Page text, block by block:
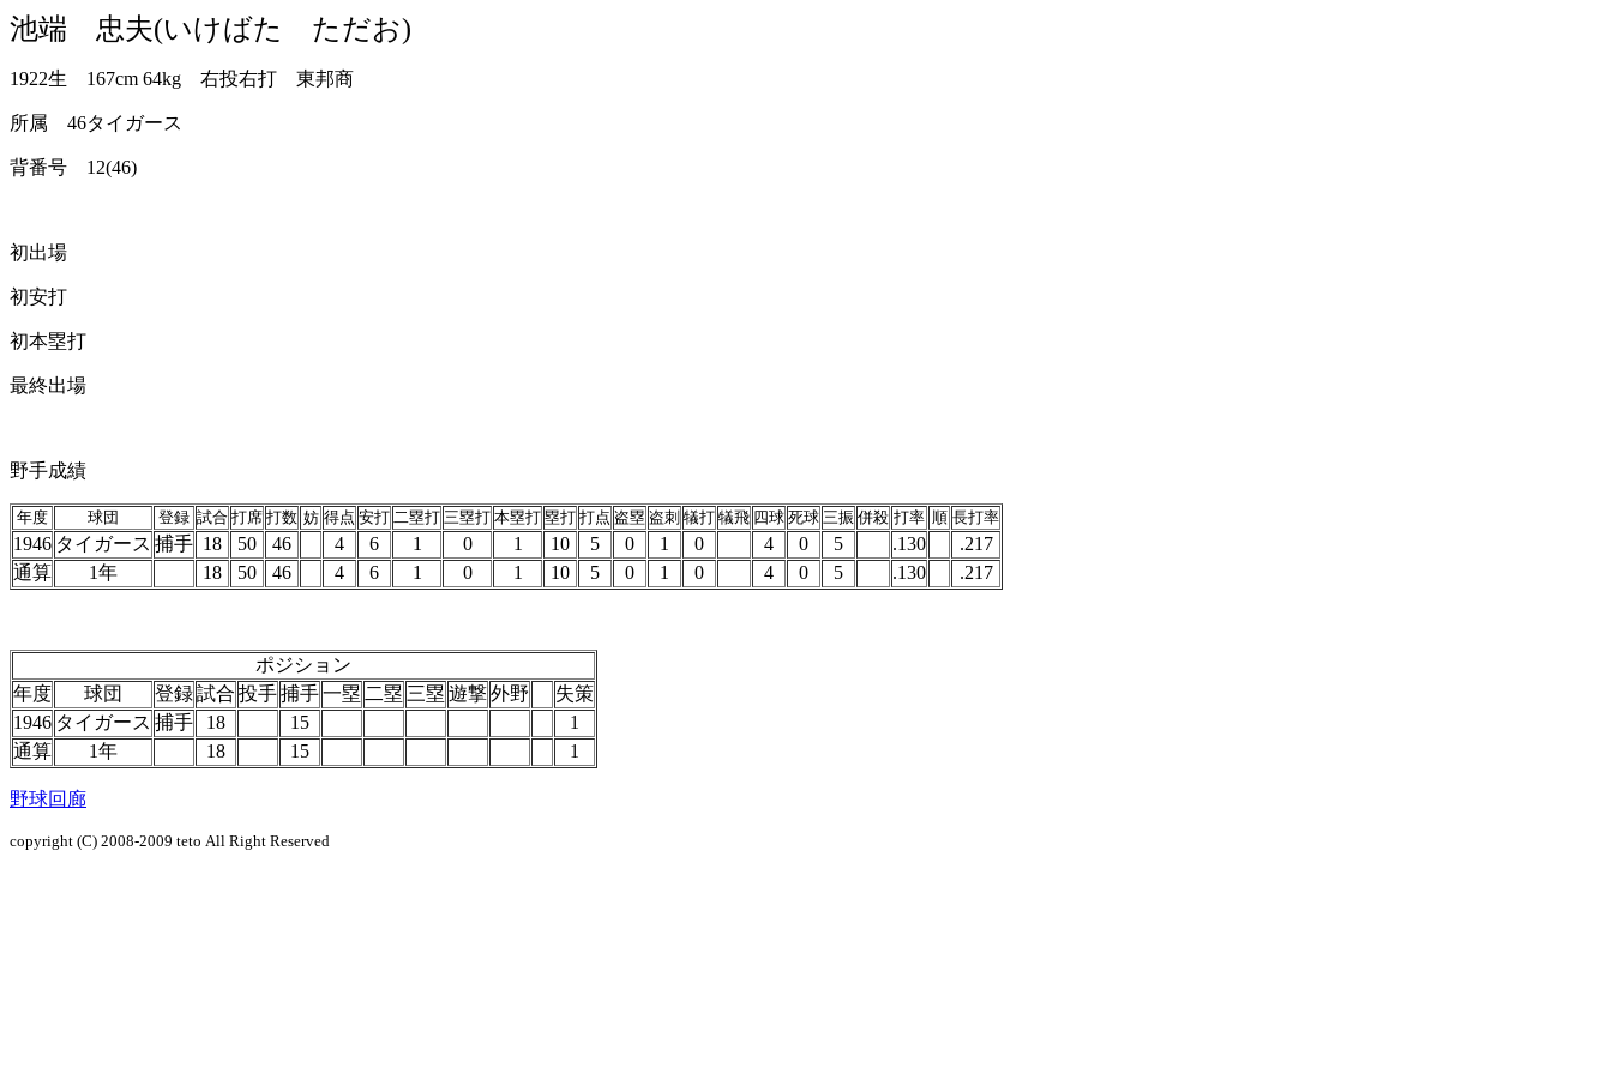
池端 忠夫(いけばた ただお)
1922生 167cm 64kg 右投右打 東邦商
所属 46タイガース
背番号 12(46)
初出場
初安打
初本塁打
最終出場
野手成績
年度 球団 登録 試合 打席 打数 妨 得点 安打 二塁打 三塁打 本塁打 塁打 打点 盗塁 盗刺 犠打 犠飛 四球 死球 三振 併殺 打率 順 長打率
1946 タイガース 捕手 18 50 46 4 6 1 0 1 10 5 0 1 0 4 0 5 .130
.217
通算
1年 18 50 46 4 6 1 0 1 10 5 0 1 0 4 0 5 .130 .217
ポジション
年度
球団 登録試合 投手捕手一塁 二塁 三塁 遊撃外野
失策
1946 タイガース 捕手 18 15
1
通算
1年 18 15 1
野球回廊
copyright (C) 2008-2009 teto All Right Reserved